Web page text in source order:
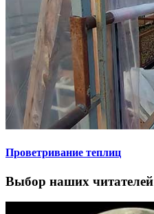
Проветривание теплиц
Выбор наших читателей